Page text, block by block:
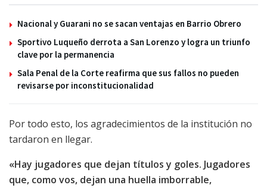
Nacional y Guarani no se sacan ventajas en Barrio Obrero
Sportivo Luqueño derrota a San Lorenzo y logra un triunfo
clave por la permanencia
Sala Penal de la Corte reafirma que sus fallos no pueden
revisarse por inconstitucionalidad
Por todo esto, los agradecimientos de la institución no
tardaron en llegar.
«Hay jugadores que dejan títulos y goles. Jugadores
que, como vos, dejan una huella imborrable,